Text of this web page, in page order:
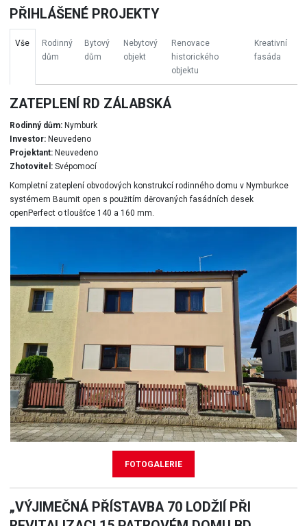
PŘIHLÁŠENÉ PROJEKTY
Vše
Rodinný
dům
Bytový
dům
Nebytový
objekt
Renovace
historického
objektu
Kreativní
fasáda
FOTOGALERIE
ZATEPLENÍ RD ZÁLABSKÁ
Rodinný dům:Nymburk
Investor:Neuvedeno
Projektant:Neuvedeno
Zhotovitel:Svépomocí
Kompletní zateplení obvodových konstrukcí rodinného domu v Nymburkce
systémem Baumit open s použitím děrovaných fasádních desek
openPerfect o tloušťce 140 a 160 mm.
„VÝJIMEČNÁ PŘÍSTAVBA 70 LODŽIÍ PŘI